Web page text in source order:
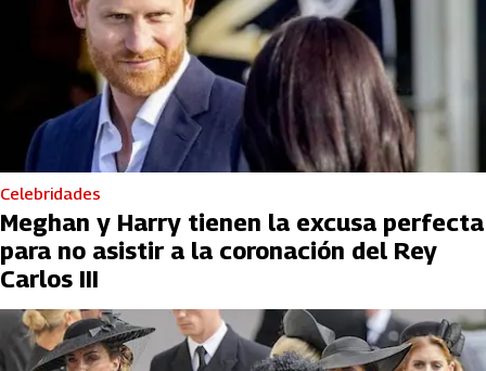
Celebridades
Meghan y Harry tienen la excusa perfecta
para no asistir a la coronación del Rey
Carlos III